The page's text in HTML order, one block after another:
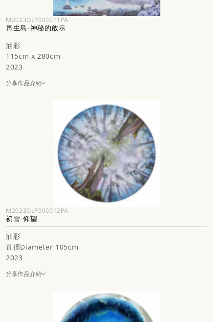
視點經由渺小的動物身體，隨著往上的路，逐漸變大，日與月在這裡
合鳴，冷、熱、光、暗也交錯互映著。在凌空之界，看到了眾多的生
靈，由各種有生力量轉化為具體的存在物，牠們變成身體，並再度消
散成為「氣息」，不只是共生，而是所有的一切，就在共同的身體
裡。
成，科技巨獸發出強烈的光。
究竟還能否辨認，那個我們原本熟悉的世界？
「雪」在我近年的創作中，首先是以氛圍的情境語言展開，但它的帶
入，具有關鍵的一點，是雪對應著空間與對象，表達了一種「間接
性」的感知因素，具有遮蔽與若隱若現的暗示，它可以表達為，人在
面對環境與事物諸多的＂看不到＂的因素，也是當我的創作，創造了
一種奇幻景觀之後，表達了一種對於未知的想像與神往，繪畫是一種
預兆，在看不到與模糊的文明想像中，引領觀看視點看向那霧氣與光
線交織的神祕啟示。身處在亞熱帶氣候的台灣，對「雪」的印象，往
往總帶有一絲遙想與詩意憧憬，對比於這塊島嶼，生命記憶裡常有的
春夏暖色。
「雪」的神秘與想像，總牽引著我連接創作思索中，那夢繫的遙遠國
度與異域世界，繪畫補捉內心的風景，也從意識的伏流中展開了故
事。
M2023OLP000011PA
再生島-神秘的啟示
油彩
115cm x 280cm
2023
分享作品介紹
M2023OLP000012PA
初雪-仰望
油彩
直徑Diameter 105cm
2023
分享作品介紹